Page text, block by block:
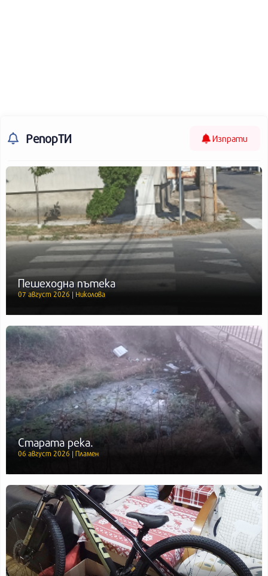
РепорТИ Изпрати
Пешеходна пътека
07 август 2026 | Николова
Старата река.
06 август 2026 | Пламен